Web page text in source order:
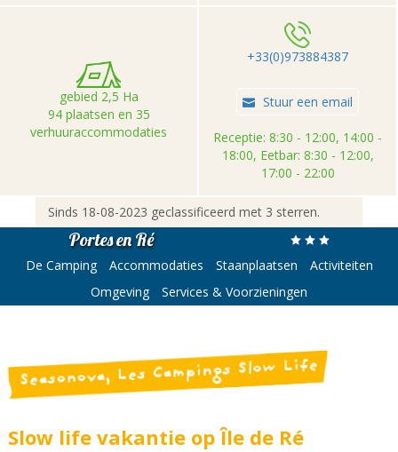
gebied 2,5 Ha
94 plaatsen en 35
verhuuraccommodaties
+33(0)973884387
Stuur een email
Receptie: 8:30 - 12:00, 14:00 -
18:00, Eetbar: 8:30 - 12:00,
17:00 - 22:00
Sinds 18-08-2023 geclassificeerd met 3 sterren.
Portes en Ré
De Camping Accommodaties Staanplaatsen
Activiteiten
Omgeving
Services & Voorzieningen
Seasonova, Les Campings Slow Life
Slow life vakantie op Île de Ré